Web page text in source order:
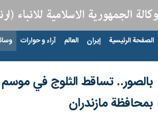
الصفحة الرئيسية إيران العالم آراء و حوارات
بالصور.. تساقط الثلوج في
بمحافظة مازندران